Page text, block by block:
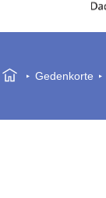
Gedenkorte